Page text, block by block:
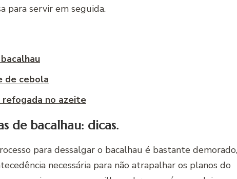
para servir em seguida.
de cebola
refogada no azeite
de bacalhau: dicas.
para dessalgar o bacalhau é bastante demorado,
necessária para não atrapalhar os planos do